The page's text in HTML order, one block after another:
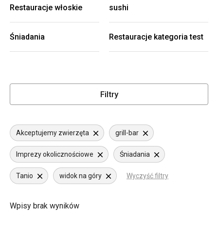
Restauracje włoskie sushi
Śniadania Restauracje kategoria test
Filtry
Akceptujemy zwierzęta grill-bar
Imprezy okolicznościowe Śniadania
Tanio widok na góry Wyczyść filtry
Wpisy brak wyników